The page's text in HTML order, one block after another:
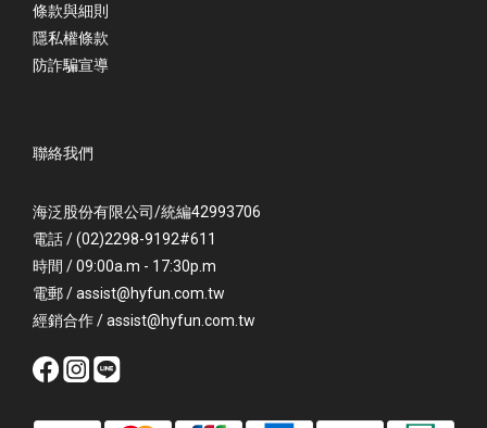
條款與細則
隱私權條款
防詐騙宣導
聯絡我們
海泛股份有限公司/統編42993706
電話 / (02)2298-9192#611
時間 / 09:00a.m - 17:30p.m
電郵 / assist@hyfun.com.tw
經銷合作 / assist@hyfun.com.tw